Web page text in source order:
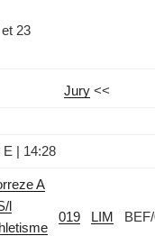
23
Jury <<
E | 14:28
A
l
019 LIM